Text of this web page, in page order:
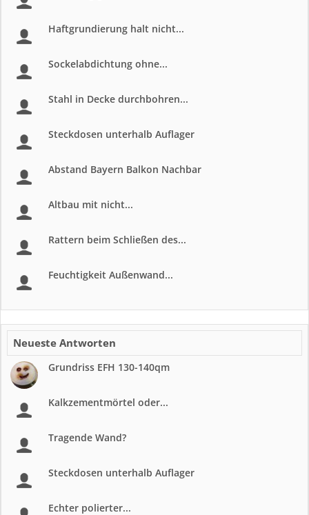
Haftgrundierung halt nicht...
Sockelabdichtung ohne...
Stahl in Decke durchbohren...
Steckdosen unterhalb Auflager
Abstand Bayern Balkon Nachbar
Altbau mit nicht...
Rattern beim Schließen des...
Feuchtigkeit Außenwand...
Neueste Antworten
Grundriss EFH 130-140qm
Kalkzementmörtel oder...
Tragende Wand?
Steckdosen unterhalb Auflager
Echter polierter...